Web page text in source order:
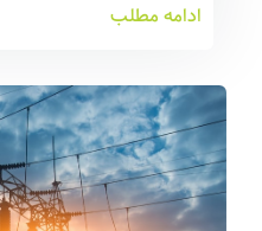
ادامه مطلب